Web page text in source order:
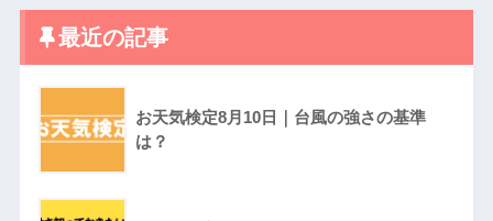
最近の記事
お天気検定8月10日｜台風の強さの基準
は？